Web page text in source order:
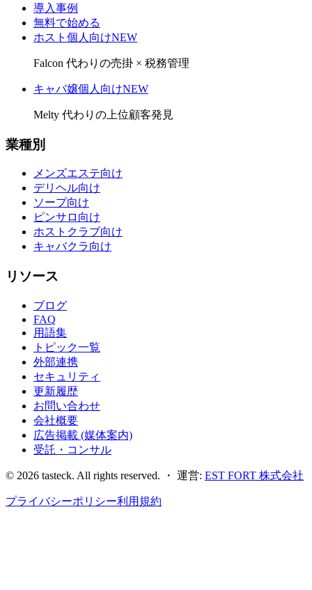
導入事例
無料で始める
ホスト個人向けNEW
Falcon 代わりの売掛 × 税務管理
キャバ嬢個人向けNEW
Melty 代わりの上位顧客発見
業種別
メンズエステ向け
デリヘル向け
ソープ向け
ピンサロ向け
ホストクラブ向け
キャバクラ向け
リソース
ブログ
FAQ
用語集
トピック一覧
外部連携
セキュリティ
更新履歴
お問い合わせ
会社概要
広告掲載 (媒体案内)
受託・コンサル
© 2026 tasteck. All rights reserved. ・ 運営: EST FORT 株式会社
プライバシーポリシー利用規約